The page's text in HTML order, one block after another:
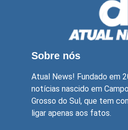
Sobre nós
Atual News! Fundado em
notícias nascido em
Grosso do Sul, que tem
ligar apenas aos fatos.